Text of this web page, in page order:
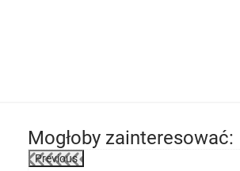
Mogłoby zainteresować:
Previous